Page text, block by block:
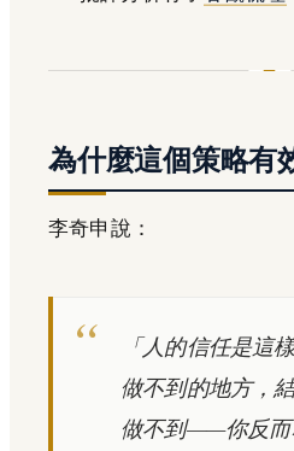
為什麼這個策略有
李奇申說：
「人的信任是這
做不到的地方，
做不到——你反而